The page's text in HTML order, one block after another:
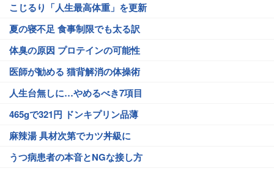
こじるり「人生最高体重」を更新
夏の寝不足 食事制限でも太る訳
体臭の原因 プロテインの可能性
医師が勧める 猫背解消の体操術
人生台無しに…やめるべき7項目
465gで321円 ドンキプリン品薄
麻辣湯 具材次第でカツ丼級に
うつ病患者の本音とNGな接し方